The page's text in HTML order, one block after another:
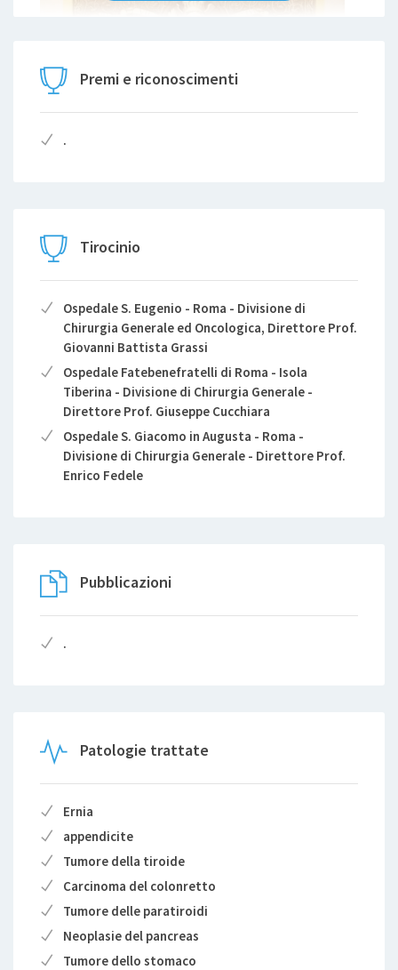
Premi e riconoscimenti
.
Tirocinio
Ospedale S. Eugenio - Roma - Divisione di
Chirurgia Generale ed Oncologica, Direttore Prof.
Giovanni Battista Grassi
Ospedale Fatebenefratelli di Roma - Isola
Tiberina - Divisione di Chirurgia Generale -
Direttore Prof. Giuseppe Cucchiara
Ospedale S. Giacomo in Augusta - Roma -
Divisione di Chirurgia Generale - Direttore Prof.
Enrico Fedele
Pubblicazioni
.
Patologie trattate
Ernia
appendicite
Tumore della tiroide
Carcinoma del colonretto
Tumore delle paratiroidi
Neoplasie del pancreas
Tumore dello stomaco